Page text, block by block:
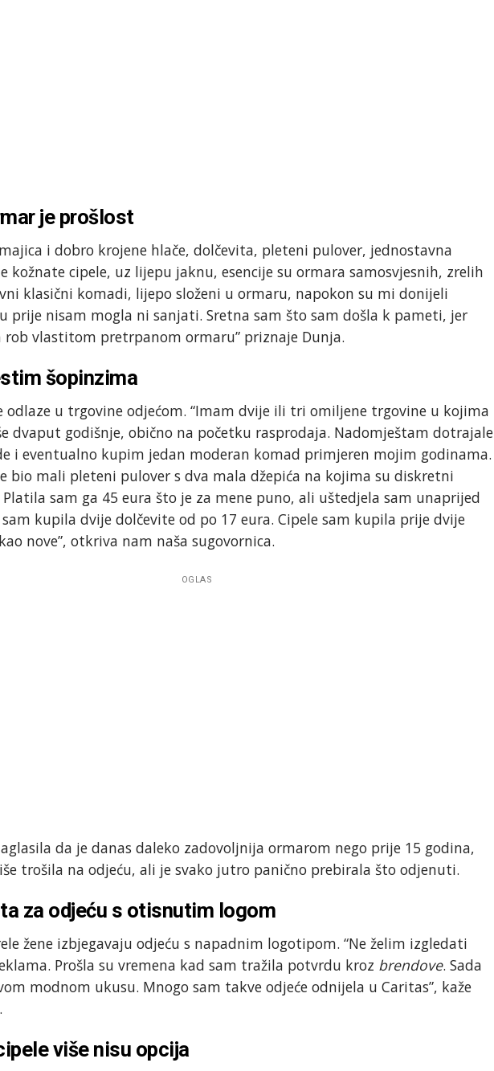
je prošlost
i dobro krojene hlače, dolčevita, pleteni pulover, jednostavna
kožnate cipele, uz lijepu jaknu, esencije su ormara samosvjesnih, zrelih
klasični komadi, lijepo složeni u ormaru, napokon su mi donijeli
prije nisam mogla ni sanjati. Sretna sam što sam došla k pameti, jer
rob vlastitom pretrpanom ormaru” priznaje Dunja.
šopinzima
odlaze u trgovine odjećom. “Imam dvije ili tri omiljene trgovine u kojima
dvaput godišnje, obično na početku rasprodaja. Nadomještam dotrajale
i eventualno kupim jedan moderan komad primjeren mojim godinama.
bio mali pleteni pulover s dva mala džepića na kojima su diskretni
sam ga 45 eura što je za mene puno, ali uštedjela sam unaprijed
kupila dvije dolčevite od po 17 eura. Cipele sam kupila prije dvije
nove”, otkriva nam naša sugovornica.
OGLAS
da je danas daleko zadovoljnija ormarom nego prije 15 godina,
trošila na odjeću, ali je svako jutro panično prebirala što odjenuti.
za odjeću s otisnutim logom
žene izbjegavaju odjeću s napadnim logotipom. “Ne želim izgledati
Prošla su vremena kad sam tražila potvrdu kroz brendove. Sada
modnom ukusu. Mnogo sam takve odjeće odnijela u Caritas”, kaže
više nisu opcija